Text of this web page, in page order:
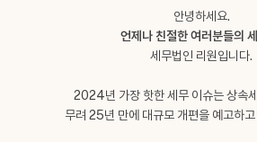
안녕하세요.
언제나 친절한 여러분들의
세무법인 리원입니다.
2024년 가장 핫한 세무 이슈는 상속
무려 25년 만에 대규모 개편을 예고하